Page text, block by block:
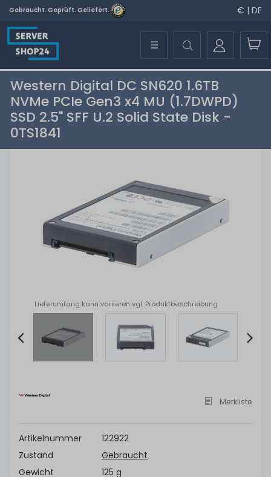
Gebraucht. Geprüft. Geliefert. € | DE
☰
Western Digital DC SN620 1.6TB
NVMe PCIe Gen3 x4 MU (1.7DWPD)
SSD 2.5" SFF U.2 Solid State Disk -
0TS1841
Lieferumfang kann variieren vgl. Produktbeschreibung
of
Merkliste
Artikelnummer
122922
Zustand
Gebraucht
Gewicht
125 g